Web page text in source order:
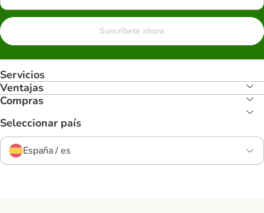
Suscríbete ahora
Servicios
Ventajas
Compras
Seleccionar país
España / es